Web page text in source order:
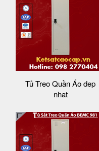
Tủ Treo Quần Áo dep
nhat